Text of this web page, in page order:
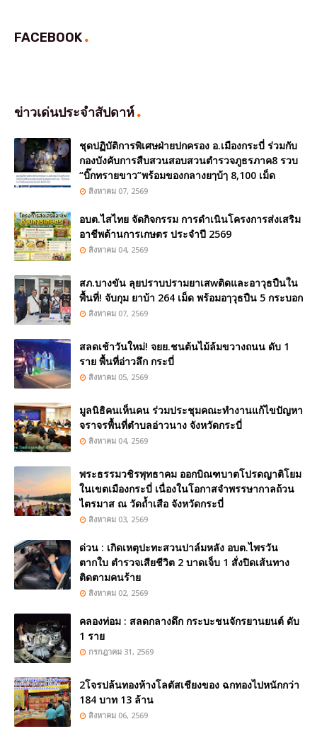
FACEBOOK
ข่าวเด่นประจำสัปดาห์
ชุดปฏิบัติการพิเศษฝ่ายปกครอง อ.เมืองกระบี่ ร่วมกับ
กองบังคับการสืบสวนสอบสวนตำรวจภูธรภาค8 รวบ
“บิ๊กทรายขาว”พร้อมของกลางยๅบ้ๅ 8,100 เม็ด
สิงหาคม 07, 2569
อบต.ไสไทย จัดกิจกรรม การดำเนินโครงการส่งเสริม
อาชีพด้านการเกษตร ประจำปี 2569
สิงหาคม 04, 2569
สภ.บางขัน ลุยปราบปรามยาเสwติดและอาวุธปืนใน
พื้นที่! จับกุม ยาบ้า 264 เม็ด พร้อมอๅวุธปืน 5 กระบอก
สิงหาคม 07, 2569
สลดเช้าวันใหม่! จยย.ชนต้นไม้ล้มขวางถนน ดับ 1
ราย พื้นที่อ่าวลึก กระบี่
สิงหาคม 05, 2569
มูลนิธิคนเห็นคน ร่วมประชุมคณะทำงานแก้ไขปัญหา
จราจรพื้นที่ตำบลอ่าวนาง จังหวัดกระบี่
สิงหาคม 04, 2569
พระธรรมวชิรพุทธาคม ออกบิณฑบาตโปรดญาติโยม
ในเขตเมืองกระบี่ เนื่องในโอกาสจำพรรษากาลถ้วน
ไตรมาส ณ วัดถ้ำเสือ จังหวัดกระบี่
สิงหาคม 03, 2569
ด่วน : เกิดเหตุปะทะสวนปาล์มหลัง อบต.ไพรวัน
ตากใบ ตำรวจเสียชีวิต 2 บาดเจ็บ 1 สั่งปิดเส้นทาง
ติดตามคนร้าย
สิงหาคม 02, 2569
คลองท่อม : สลดกลางดึก กระบะชนจักรยานยนต์ ดับ
1 ราย
กรกฎาคม 31, 2569
2โจรปล้นทองห้างโลตัสเชียงของ ฉกทองไปหนักกว่า
184 บาท 13 ล้าน
สิงหาคม 06, 2569